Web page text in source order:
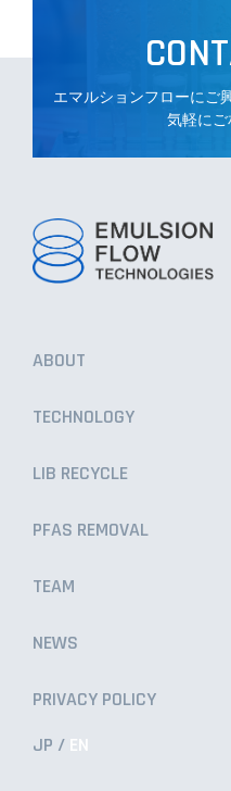
エマルションフローにご
気軽に
ABOUT
TECHNOLOGY
LIB RECYCLE
PFAS REMOVAL
TEAM
NEWS
PRIVACY POLICY
EN
JP